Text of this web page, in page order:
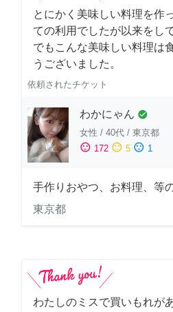
とにかく美味しい料理を作
ての利用でしたが以来をし
でもこんな美味しい料理は
うございました。
依頼されたチケット
わかにゃん check_circle
女性 / 40代 / 東京都
sentiment_satisfied 172 sentiment_neutral 5 sentiment_dissatisfied 1
手作りおやつ、お料理、等
東京都
わたしのミスで買いもれが